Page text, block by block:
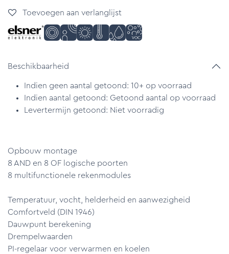
Toevoegen aan verlanglijst
Beschikbaarheid
Indien geen aantal getoond: 10+ op voorraad
Indien aantal getoond: Getoond aantal op voorraad
Levertermijn getoond: Niet voorradig
Opbouw montage
8 AND en 8 OF logische poorten
8 multifunctionele rekenmodules
Temperatuur, vocht, helderheid en aanwezigheid
Comfortveld (DIN 1946)
Dauwpunt berekening
Drempelwaarden
PI-regelaar voor verwarmen en koelen